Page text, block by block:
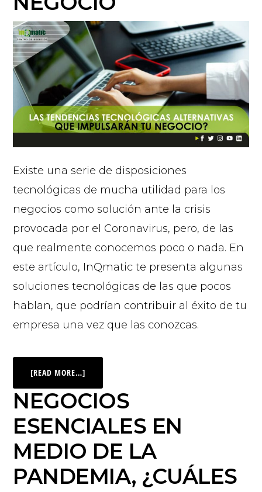
Existe una serie de disposiciones
tecnológicas de mucha utilidad para los
negocios como solución ante la crisis
provocada por el Coronavirus, pero, de las
que realmente conocemos poco o nada. En
este artículo, InQmatic te presenta algunas
soluciones tecnológicas de las que pocos
hablan, que podrían contribuir al éxito de tu
empresa una vez que las conozcas.
[READ MORE…]
NEGOCIOS
ESENCIALES EN
MEDIO DE LA
PANDEMIA, ¿CUÁLES